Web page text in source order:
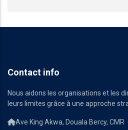
Contact info
Nous aidons les organisations et les
leurs limites grâce à une approche
Ave King Akwa, Douala Bercy, CMR